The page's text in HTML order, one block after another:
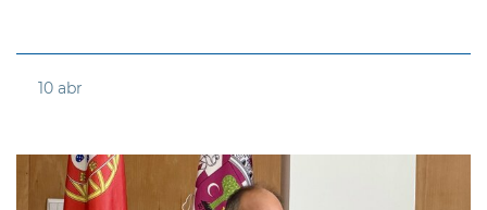
10 abr